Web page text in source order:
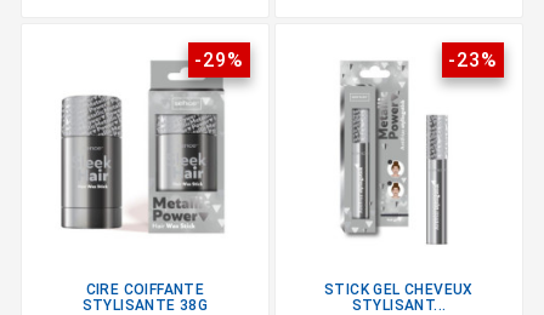
-29%
CIRE COIFFANTE
STYLISANTE 38G
-23%
STICK GEL CHEVEUX
STYLISANT...